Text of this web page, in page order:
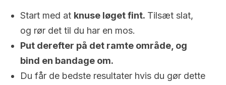
Start med at knuse løget fint. Tilsæt slat,
og rør det til du har en mos.
Put derefter på det ramte område, og
bind en bandage om.
Du får de bedste resultater hvis du gør dette